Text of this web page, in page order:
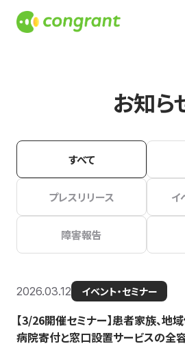
お知ら
すべて
プレスリリース イ
障害報告
2026.03.12 イベント・セミナー
【3/26開催セミナー】患者家族、地
病院寄付と窓口設置サービスの全